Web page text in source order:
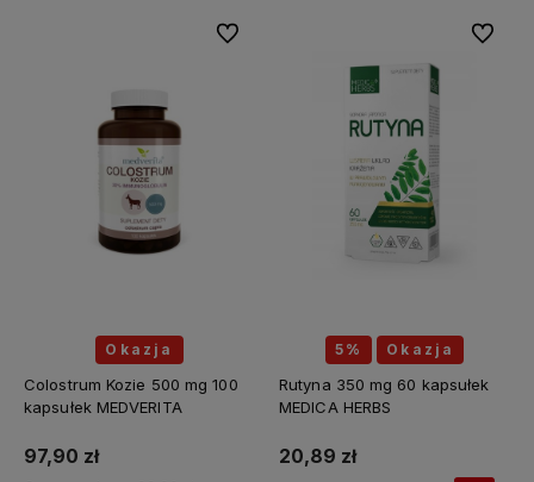
Okazja
Colostrum Kozie 500 mg 100
kapsułek MEDVERITA
97,90 zł
Do ulubionych
5% Okazja
Rutyna 350 mg 60 kapsułek
MEDICA HERBS
20,89 zł
Do